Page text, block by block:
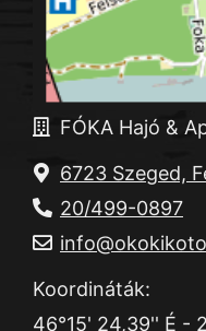
FÓKA Hajó &
6723 Szeged,
20/499-0897
Koordináták:
46°15' 24,39'' É -